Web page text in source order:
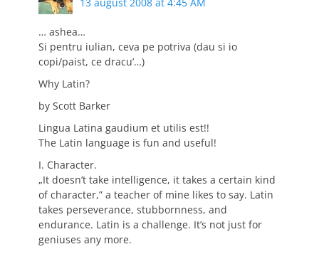
… ashea…
Si pentru iulian, ceva pe potriva (dau si io
copi/paist, ce dracu’…)
Why Latin?
by Scott Barker
Lingua Latina gaudium et utilis est!!
The Latin language is fun and useful!
I. Character.
„It doesn’t take intelligence, it takes a certain kind
of character,” a teacher of mine likes to say. Latin
takes perseverance, stubbornness, and
endurance. Latin is a challenge. It’s not just for
geniuses any more.